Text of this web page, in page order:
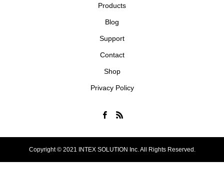
Products
Blog
Support
Contact
Shop
Privacy Policy
Copyright © 2021 INTEX SOLUTION Inc. All Rights Reserved.